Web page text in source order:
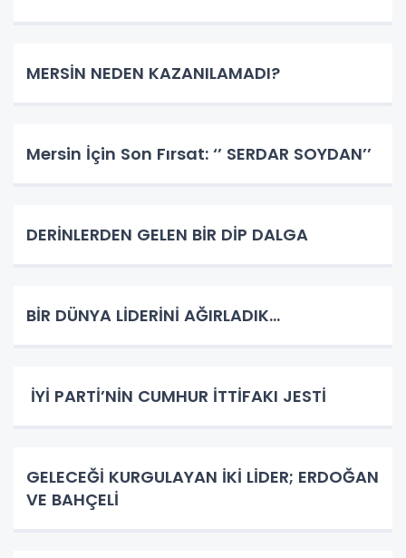
MERSİN NEDEN KAZANILAMADI?
Mersin İçin Son Fırsat: ‘’ SERDAR SOYDAN’’
DERİNLERDEN GELEN BİR DİP DALGA
BİR DÜNYA LİDERİNİ AĞIRLADIK…
İYİ PARTİ’NİN CUMHUR İTTİFAKI JESTİ
GELECEĞİ KURGULAYAN İKİ LİDER; ERDOĞAN
VE BAHÇELİ